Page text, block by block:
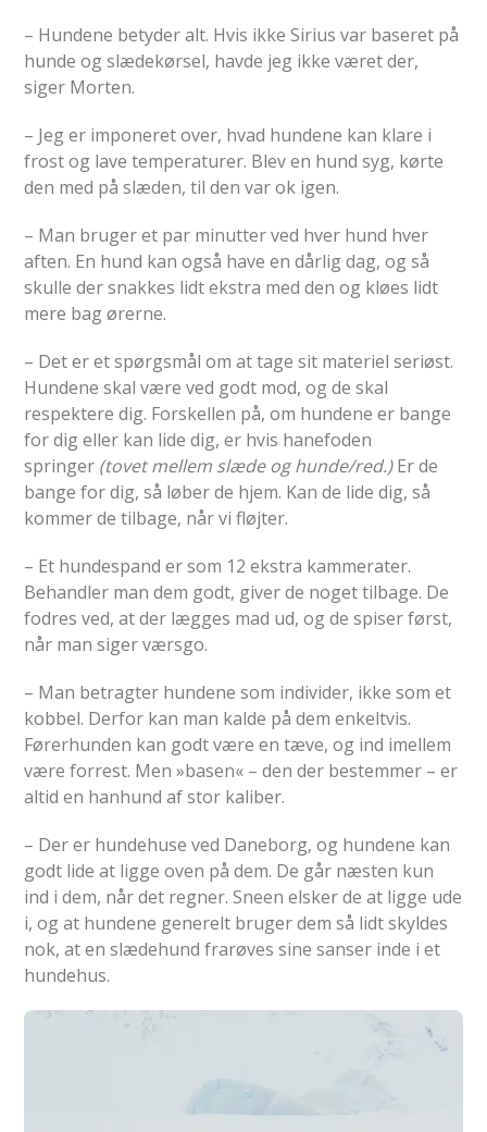
– Hundene betyder alt. Hvis ikke Sirius var baseret på
hunde og slædekørsel, havde jeg ikke været der,
siger Morten.
– Jeg er imponeret over, hvad hundene kan klare i
frost og lave temperaturer. Blev en hund syg, kørte
den med på slæden, til den var ok igen.
– Man bruger et par minutter ved hver hund hver
aften. En hund kan også have en dårlig dag, og så
skulle der snakkes lidt ekstra med den og kløes lidt
mere bag ørerne.
– Det er et spørgsmål om at tage sit materiel seriøst.
Hundene skal være ved godt mod, og de skal
respektere dig. Forskellen på, om hundene er bange
for dig eller kan lide dig, er hvis hanefoden
springer (tovet mellem slæde og hunde/red.)Er de
bange for dig, så løber de hjem. Kan de lide dig, så
kommer de tilbage, når vi fløjter.
– Et hundespand er som 12 ekstra kammerater.
Behandler man dem godt, giver de noget tilbage. De
fodres ved, at der lægges mad ud, og de spiser først,
når man siger værsgo.
– Man betragter hundene som individer, ikke som et
kobbel. Derfor kan man kalde på dem enkeltvis.
Førerhunden kan godt være en tæve, og ind imellem
være forrest. Men »basen« – den der bestemmer – er
altid en hanhund af stor kaliber.
– Der er hundehuse ved Daneborg, og hundene kan
godt lide at ligge oven på dem. De går næsten kun
ind i dem, når det regner. Sneen elsker de at ligge ude
i, og at hundene generelt bruger dem så lidt skyldes
nok, at en slædehund frarøves sine sanser inde i et
hundehus.